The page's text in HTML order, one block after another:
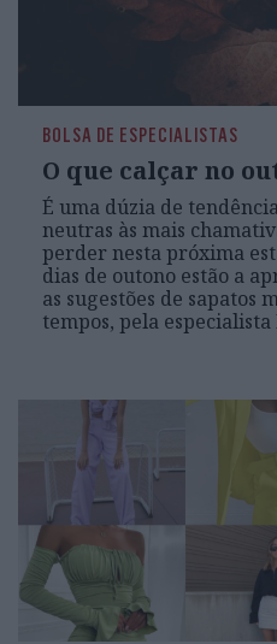
BOLSA DE ESPECIALISTAS
O que calçar no
É uma dúzia de
neutras às mais
perder nesta próxima
dias de outono estão a
as sugestões de sapatos
tempos, pela